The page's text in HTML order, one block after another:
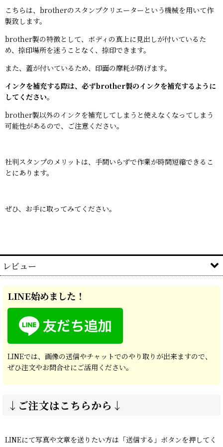
こちらは、brotherのスタンプクリエーターという機械を用いて作
製致します。
brother製の特徴として、ボディの真上に見出しが付いているた
め、捺印場所を迷うことなく、捺印できます。
また、蓋が付いているため、印面の摩耗が防げます。
インクを補充する際は、必ずbrother製のインクを補充するように
してください。
brother製以外のインクを補充してしまうと使えなくなってしまう
可能性があるので、ご注意ください。
社判スタンプのメリットは、手間いらずで作業が時間短縮できるこ
とにあります。
ぜひ、お手に取ってみてください。
レビュー
5.00
5
とても親切でした。
2025 03 25 19:09
購入者さん
今回開業する飲食店のスタンプを
こちらの希望にそってくれて何度も
こちらで頼んで正解でした。
LINE始めました！
LINEでは、画像の送信やチャットでのやり取りが出来ますので、
ぜひ注文やお問合せにご活用ください。
↓ご注文はこちらから↓
LINEにて写真や文章を送りたい方は「送信する」ボタンを押してく